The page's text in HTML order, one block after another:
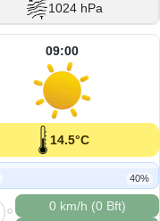
1024 hPa
09:00
14.5°C
40%
O
0 km/h (0 Bft)